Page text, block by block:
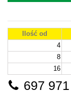
Ilość od
4
8
16
697